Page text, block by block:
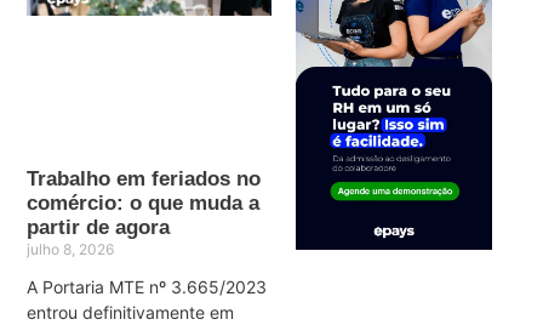
Trabalho em feriados no
comércio: o que muda a
partir de agora
julho 8, 2026
A Portaria MTE nº 3.665/2023
entrou definitivamente em